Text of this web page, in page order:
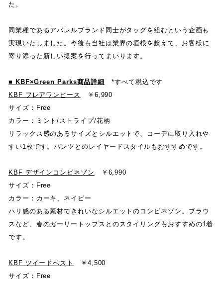
た 。
同業種であるアパレルブランド同士がタッグを組むという企画も
実現いたしました 。今後も当社は業界の垣根を超えて 、 お客様に
寄り添った新しい提案を行ってまいります 。
■ KBF×Green Parks商品詳細 *すべて税込です
KBF フレアワンピース
￥ 6,990
サイズ ： Free
カラー ： ミント/ストライプ/花柄
リラックス感のあるサイズとシルエットで、
コーデに取り入れや
すい1枚です。パンツとのレイヤードスタイルもおすすめです 。
KBF デザインコンビネゾン ￥ 6,990
サイズ ： Free
カラー ： カーキ 、 ネイビー
ハリ感のある素材できれいなシルエットのコンビネゾン 。 ブラウ
スなど、 春のガーリートップスとのスタイリングもおすすめの1着
です 。
KBF ツイードベスト ￥ 4,500
サイズ ： Free